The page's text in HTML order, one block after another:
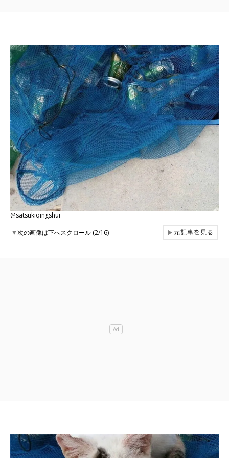
@satsukiqingshui
▼次の画像は下へスクロール (2/16) ▶元記事を見る